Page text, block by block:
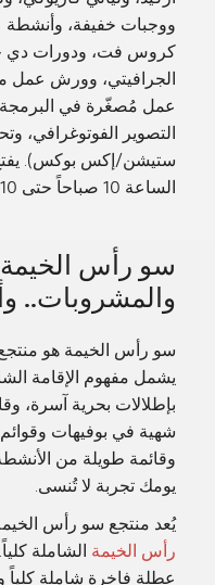
ووجبات خفيفة،
كروس فت، ودورات دي
الجرافيتي، وورش عمل
عمل مُصغّرة في
التصوير الفوتوغرافي،
ستيشن/إكس بوكس). يفتح
الساعة 10 صباحاً حتى 10 مساءً.
سو رأس
والمشروبات..
سو رأس الخيمة هو
يشمل مفهوم الإقامة
بإطلالات بحرية آسرة،
شهية في بوفيهات
وقائمة طويلة من
يومك تجربة لا تُنسى.
يُعد منتجع سو رأس
رأس الخيمةالشاملة